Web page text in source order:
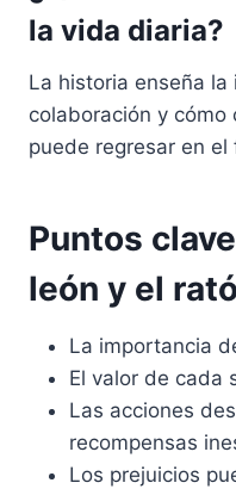
la vida diaria?
La historia enseña
colaboración y
puede regresar en el
Puntos
león y el
La importancia
El valor de cada
Las acciones
recompensas
Los prejuicios